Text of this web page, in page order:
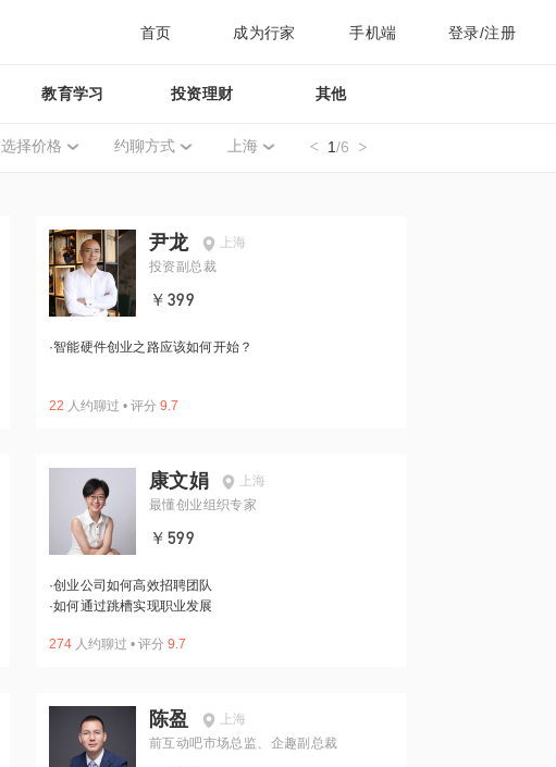
首页 成为行家 手机端 登录/注册
教育学习 投资理财 其他
选择价格 约聊方式 上海 1/6
尹龙
上海
投资副总裁
￥399
·智能硬件创业之路应该如何开始？
22 人约聊过 • 评分 9.7
康文娟
上海
最懂创业组织专家
￥599
·创业公司如何高效招聘团队
·如何通过跳槽实现职业发展
274 人约聊过 • 评分 9.7
陈盈
上海
前互动吧市场总监、企趣副总裁